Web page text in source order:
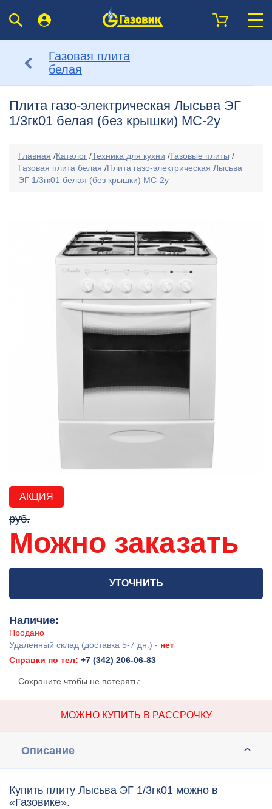
Газовая плита
белая
Плита газо-электрическая Лысьва ЭГ
1/3гк01 белая (без крышки) МС-2у
Главная /Каталог /Техника для кухни /Газовые плиты /
Газовая плита белая /Плита газо-электрическая Лысьва
ЭГ 1/3гк01 белая (без крышки) МС-2у
АКЦИЯ
руб.
Можно заказать
УТОЧНИТЬ
Наличие:
Продано
Удаленный склад (доставка 5-7 дн.) - нет
Справки по тел: +7 (342) 206-06-83
Сохраните чтобы не потерять:
МОЖНО КУПИТЬ В РАССРОЧКУ
Описание
Купить плиту Лысьва ЭГ 1/3гк01 можно в
«Газовике».